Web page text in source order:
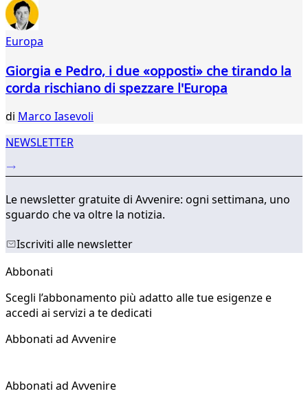
Europa
Giorgia e Pedro, i due «opposti» che tirando la
corda rischiano di spezzare l'Europa
di Marco Iasevoli
NEWSLETTER
Le newsletter gratuite di Avvenire: ogni settimana, uno
sguardo che va oltre la notizia.
Iscriviti alle newsletter
Abbonati
Scegli l’abbonamento più adatto alle tue esigenze e
accedi ai servizi a te dedicati
Abbonati ad Avvenire
Abbonati ad Avvenire